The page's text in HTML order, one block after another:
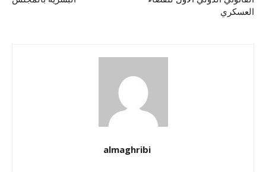
العسكري
almaghribi